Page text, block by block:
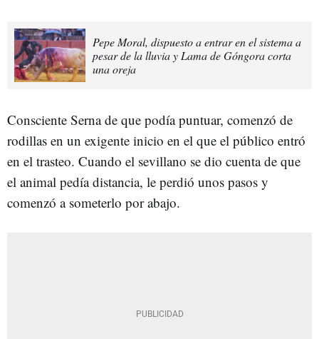
Pepe Moral, dispuesto a entrar en el sistema a
pesar de la lluvia y Lama de Góngora corta
una oreja
Consciente Serna de que podía puntuar, comenzó de
rodillas en un exigente inicio en el que el público entró
en el trasteo. Cuando el sevillano se dio cuenta de que
el animal pedía distancia, le perdió unos pasos y
comenzó a someterlo por abajo.